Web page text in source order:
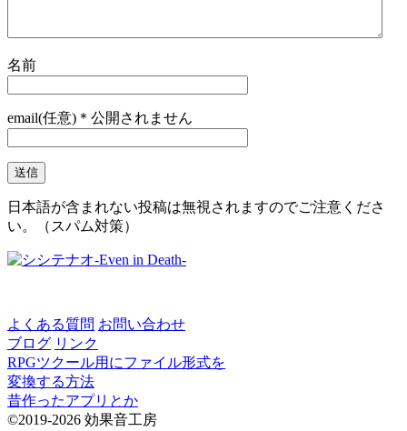
名前
email(任意)＊公開されません
日本語が含まれない投稿は無視されますのでご注意くださ
い。（スパム対策）
よくある質問 お問い合わせ
ブログ リンク
RPGツクール用にファイル形式を
変換する方法
昔作ったアプリとか
©2019-2026 効果音工房